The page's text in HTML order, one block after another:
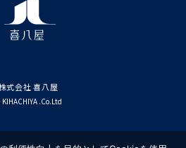
式会社 喜八屋
.Co.Ltd